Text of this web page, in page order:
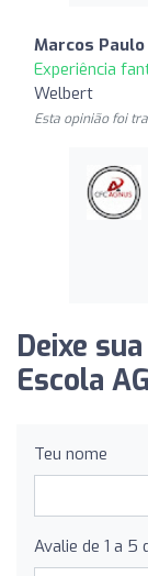
Marcos Paulo
Experiência
Welbert
Esta opinião foi
Deixe
Escola
Teu nome
Avalie de 1 a 5